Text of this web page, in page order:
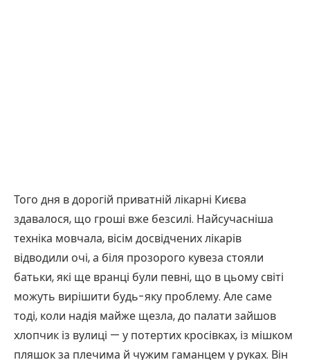
Того дня в дорогій приватній лікарні Києва
здавалося, що гроші вже безсилі. Найсучасніша
техніка мовчала, вісім досвідчених лікарів
відводили очі, а біля прозорого кувеза стояли
батьки, які ще вранці були певні, що в цьому світі
можуть вирішити будь-яку проблему. Але саме
тоді, коли надія майже щезла, до палати зайшов
хлопчик із вулиці — у потертих кросівках, із мішком
пляшок за плечима й чужим гаманцем у руках. Він